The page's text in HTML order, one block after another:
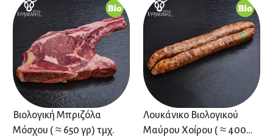
Βιολογική Μπριζόλα
Μόσχου ( ≈ 650 γρ) τμχ.
Λουκάνικο Βιολογικού
Μαύρου Χοίρου ( ≈ 400